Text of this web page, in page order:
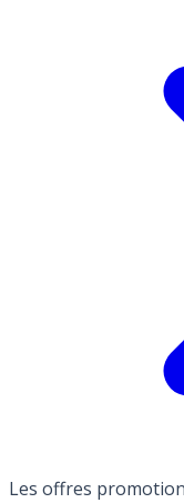
Les offres